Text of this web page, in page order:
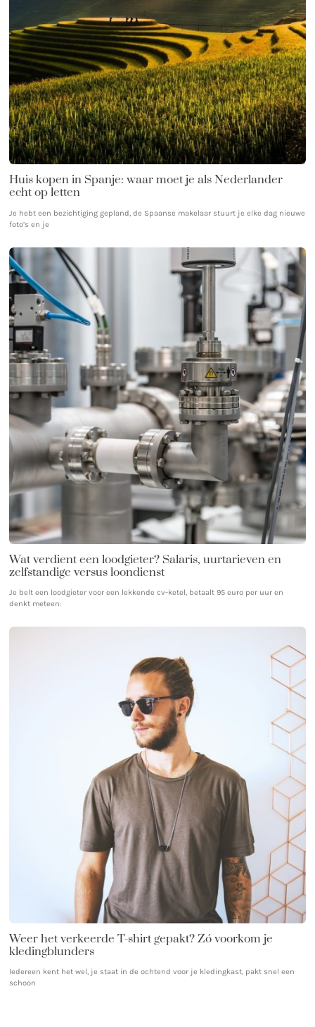
Huis kopen in Spanje: waar moet je als Nederlander
echt op letten
Je hebt een bezichtiging gepland, de Spaanse makelaar stuurt je elke dag nieuwe
foto’s en je
Wat verdient een loodgieter? Salaris, uurtarieven en
zelfstandige versus loondienst
Je belt een loodgieter voor een lekkende cv-ketel, betaalt 95 euro per uur en
denkt meteen:
Weer het verkeerde T-shirt gepakt? Zó voorkom je
kledingblunders
Iedereen kent het wel, je staat in de ochtend voor je kledingkast, pakt snel een
schoon